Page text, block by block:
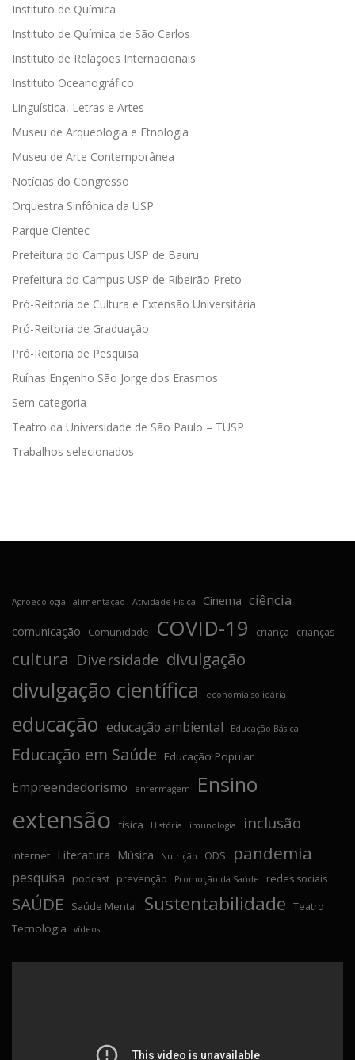
Instituto de Química
Instituto de Química de São Carlos
Instituto de Relações Internacionais
Instituto Oceanográfico
Linguística, Letras e Artes
Museu de Arqueologia e Etnologia
Museu de Arte Contemporânea
Notícias do Congresso
Orquestra Sinfônica da USP
Parque Cientec
Prefeitura do Campus USP de Bauru
Prefeitura do Campus USP de Ribeirão Preto
Pró-Reitoria de Cultura e Extensão Universitária
Pró-Reitoria de Graduação
Pró-Reitoria de Pesquisa
Ruínas Engenho São Jorge dos Erasmos
Sem categoria
Teatro da Universidade de São Paulo – TUSP
Trabalhos selecionados
Agroecologia alimentação Atividade Física Cinema ciência
comunicação Comunidade COVID-19 criança crianças
cultura Diversidade divulgação
divulgação científica economia solidária
educação educação ambiental Educação Básica
Educação em Saúde Educação Popular
Empreendedorismo enfermagem Ensino
extensão física História imunologia inclusão
internet Literatura Música Nutrição ODS pandemia
pesquisa podcast prevenção Promoção da Saúde redes sociais
SAÚDE Saúde Mental Sustentabilidade Teatro
Tecnologia vídeos